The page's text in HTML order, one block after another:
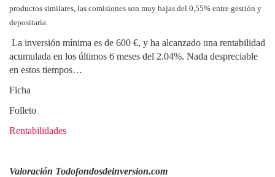
productos similares, las comisiones son muy bajas del 0,55% entre gestión y
depositaría.
La inversión mínima es de 600 €, y ha alcanzado una rentabilidad
acumulada en los últimos 6 meses del 2.04%. Nada despreciable
en estos tiempos…
Ficha
Folleto
Rentabilidades
Valoración Todofondosdeinversion.com